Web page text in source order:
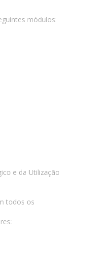
módulos:
e da Utilização
todos os